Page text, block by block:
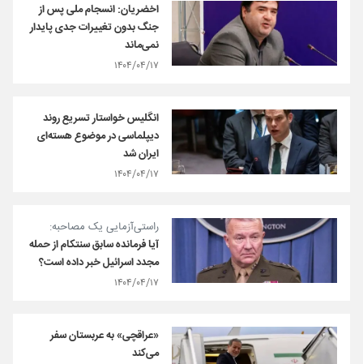
اخضریان: انسجام ملی پس از
جنگ بدون تغییرات جدی پایدار
نمی‌ماند
۱۴۰۴/۰۴/۱۷
انگلیس خواستار تسریع روند
دیپلماسی در موضوع هسته‌ای
ایران شد
۱۴۰۴/۰۴/۱۷
راستی‌آزمایی یک مصاحبه:
آیا فرمانده سابق سنتکام از حمله
مجدد اسرائیل خبر داده است؟
۱۴۰۴/۰۴/۱۷
«عراقچی» به عربستان سفر
می‌کند